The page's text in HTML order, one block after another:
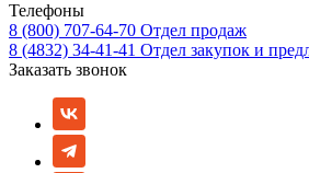
Телефоны
8 (800) 707-64-70 Отдел продаж
8 (4832) 34-41-41 Отдел закупок и
Заказать звонок